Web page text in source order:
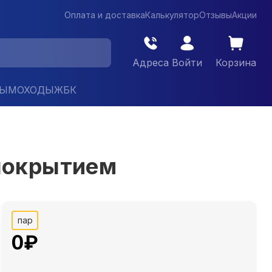
Оплата и доставкаКалькуляторОтзывыАкции
Адреса Войти Корзина
ЖБК
пар
0₽